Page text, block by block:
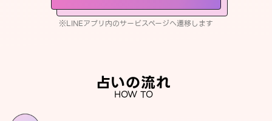
※LINEアプリ内のサービスページへ遷移します
占いの流れ
HOW TO